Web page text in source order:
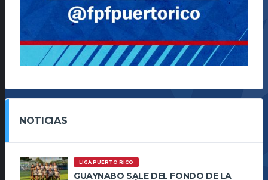
NOTICIAS
LIGA PUERTO RICO
GUAYNABO SALE DEL FONDO DE LA